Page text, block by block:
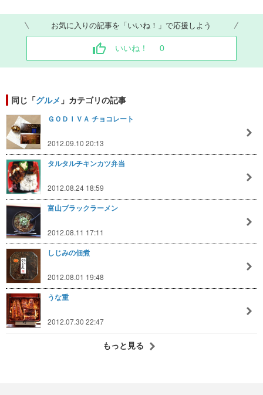
お気に入りの記事を「いいね！」で応援しよう
いいね！ 0
同じ「グルメ 」カテゴリの記事
ＧＯＤＩＶＡ チョコレート
2012.09.10 20:13
タルタルチキンカツ弁当
2012.08.24 18:59
富山ブラックラーメン
2012.08.11 17:11
しじみの佃煮
2012.08.01 19:48
うな重
2012.07.30 22:47
もっと見る